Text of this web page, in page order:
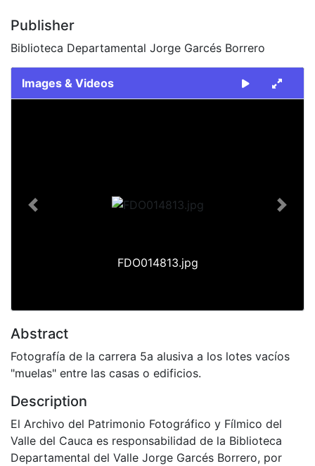
Publisher
Biblioteca Departamental Jorge Garcés Borrero
Images & Videos
FDO014813.jpg
Previous Next
Abstract
Fotografía de la carrera 5a alusiva a los lotes vacíos
"muelas" entre las casas o edificios.
Description
El Archivo del Patrimonio Fotográfico y Fílmico del
Valle del Cauca es responsabilidad de la Biblioteca
Departamental del Valle Jorge Garcés Borrero, por